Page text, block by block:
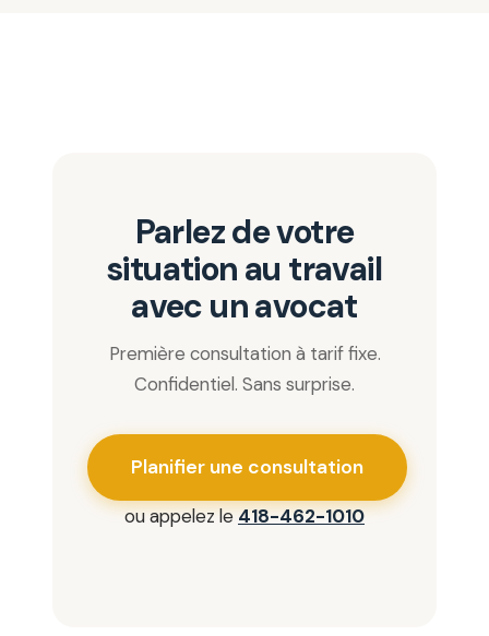
Parlez de votre
situation au travail
avec un avocat
Première consultation à tarif fixe.
Confidentiel. Sans surprise.
Planifier une consultation
ou appelez le418-462-1010